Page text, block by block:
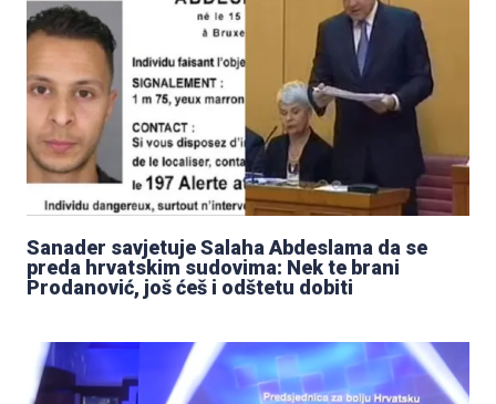
Sanader savjetuje Salaha Abdeslama da se
preda hrvatskim sudovima: Nek te brani
Prodanović, još ćeš i odštetu dobiti